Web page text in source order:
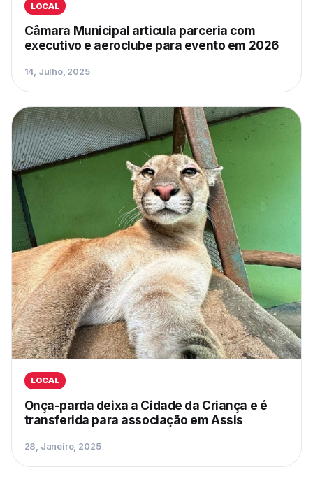
LOCAL
Câmara Municipal articula parceria com
executivo e aeroclube para evento em 2026
14, Julho, 2025
LOCAL
Onça-parda deixa a Cidade da Criança e é
transferida para associação em Assis
28, Janeiro, 2025